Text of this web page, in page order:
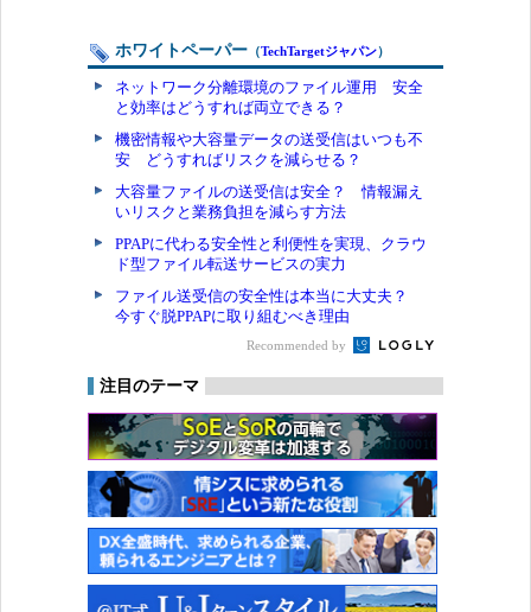
ホワイトペーパー （TechTargetジャパン）
ネットワーク分離環境のファイル運用 安全
と効率はどうすれば両立できる？
機密情報や大容量データの送受信はいつも不
安 どうすればリスクを減らせる？
大容量ファイルの送受信は安全？ 情報漏え
いリスクと業務負担を減らす方法
PPAPに代わる安全性と利便性を実現、クラウ
ド型ファイル転送サービスの実力
ファイル送受信の安全性は本当に大丈夫？
今すぐ脱PPAPに取り組むべき理由
Recommended by
注目のテーマ